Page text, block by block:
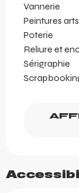
Vannerie
Peintures
Poterie
Reliure et
Sérigraphie